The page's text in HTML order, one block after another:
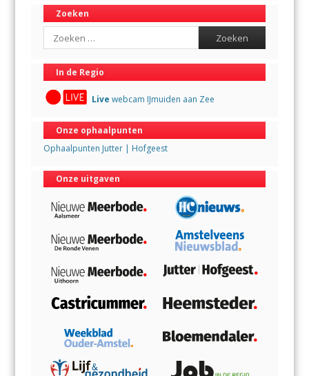
Zoeken
Search
In de Regio
Live webcam IJmuiden aan Zee
Onze ophaalpunten
Ophaalpunten Jutter | Hofgeest
Onze uitgaven